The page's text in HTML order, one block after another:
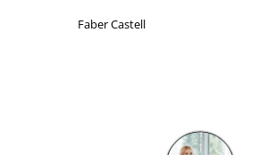
Adaptoare de calatorie
Incarcatoare cu fir si auto
Faber Castell